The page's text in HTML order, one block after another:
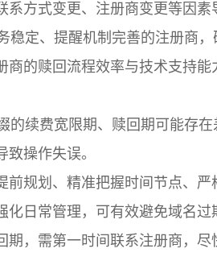
方式变更、注册商变更等因素
稳定、提醒机制完善的注册商，
商的赎回流程效率与技术支持
的续费宽限期、赎回期可能存
操作失误。
前规划、精准把握时间节点、
化日常管理，可有效避免域名
期，需第一时间联系注册商，